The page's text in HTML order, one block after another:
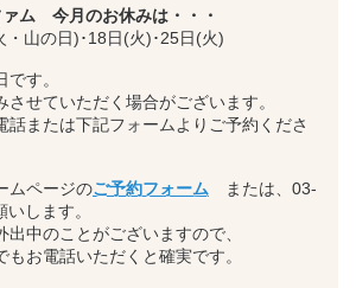
ム 今月のお休みは・・・
・山の日)･18日(火)･25日(火)
す。
させていただく場合がございます。
話または下記フォームよりご予約くださ
ムページのご予約フォーム または、03-
します。
中のことがございますので、
もお電話いただくと確実です。